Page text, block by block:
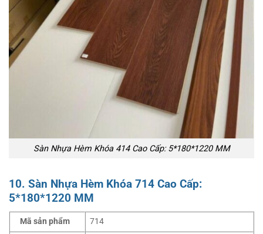
Sàn Nhựa Hèm Khóa 414 Cao Cấp: 5*180*1220 MM
10. Sàn Nhựa Hèm Khóa 714 Cao Cấp:
5*180*1220 MM
Mã sản phẩm
714